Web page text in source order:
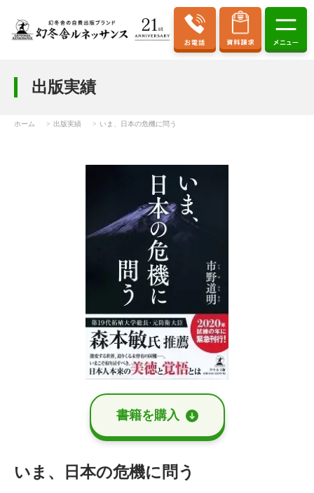
出版実績
ホーム 出版実績 いま、日本の危機に問う
書籍を購⼊
いま、日本の危機に問う